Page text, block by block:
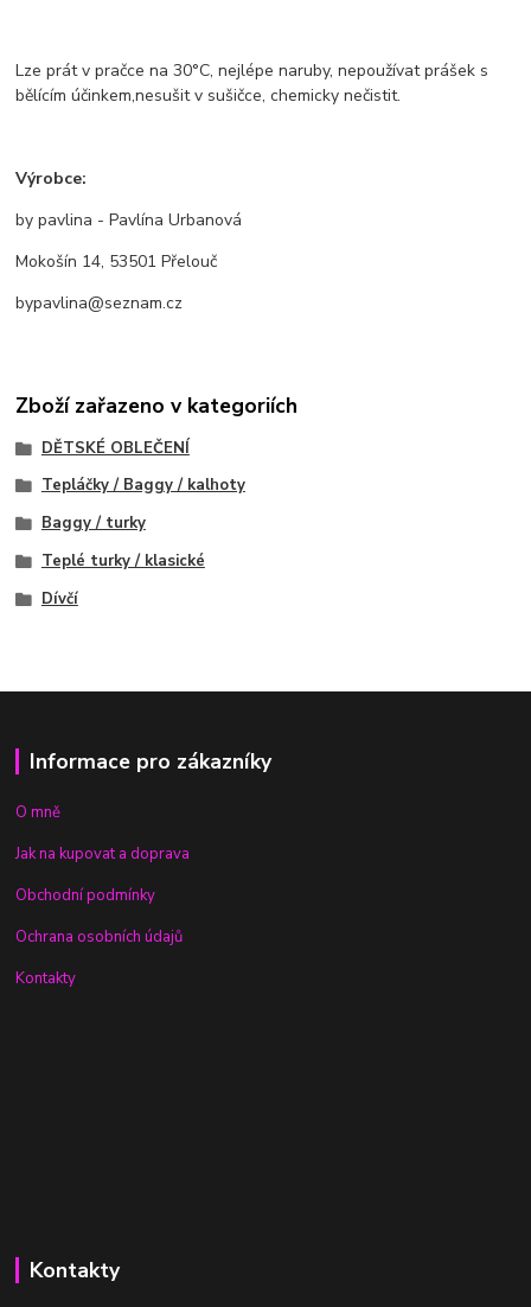
Lze prát v pračce na 30°C, nejlépe naruby, nepoužívat prášek s
bělícím účinkem,nesušit v sušičce, chemicky nečistit.
Výrobce:
by pavlina - Pavlína Urbanová
Mokošín 14, 53501 Přelouč
bypavlina@seznam.cz
Zboží zařazeno v kategoriích
DĚTSKÉ OBLEČENÍ
Tepláčky / Baggy / kalhoty
Baggy / turky
Teplé turky / klasické
Dívčí
Informace pro zákazníky
O mně
Jak na kupovat a doprava
Obchodní podmínky
Ochrana osobních údajů
Kontakty
Kontakty